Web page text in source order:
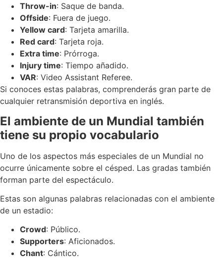
Throw-in: Saque de banda.
Offside: Fuera de juego.
Yellow card: Tarjeta amarilla.
Red card: Tarjeta roja.
Extra time: Prórroga.
Injury time: Tiempo añadido.
VAR: Video Assistant Referee.
Si conoces estas palabras, comprenderás gran parte de
cualquier retransmisión deportiva en inglés.
El ambiente de un Mundial también
tiene su propio vocabulario
Uno de los aspectos más especiales de un Mundial no
ocurre únicamente sobre el césped. Las gradas también
forman parte del espectáculo.
Estas son algunas palabras relacionadas con el ambiente
de un estadio:
Crowd: Público.
Supporters: Aficionados.
Chant: Cántico.